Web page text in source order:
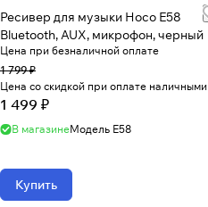
Ресивер для музыки Hoco E58
Bluetooth, AUX, микрофон, черный
Цена при безналичной оплате
1 799 ₽
Цена со скидкой при оплате наличными
1 499 ₽
В магазинеМодель E58
Купить